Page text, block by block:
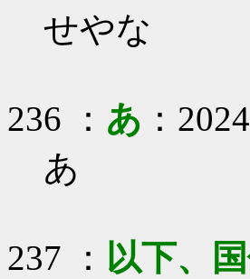
せやな
236 ： あ ：
あ
237 ： 以下、